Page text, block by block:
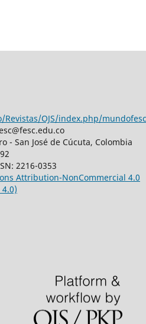
OJS/index.php/mundofesc
- San José de Cúcuta, Colombia
2216-0353
Attribution-NonCommercial 4.0
4.0)